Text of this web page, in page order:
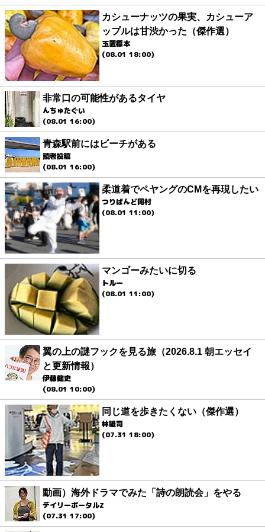
カシューナッツの果実、カシューア
ップルは甘渋かった（傑作選）
玉置標本
(08.01 18:00)
非常口の可能性があるタイヤ
んちゅたぐい
(08.01 16:00)
青森駅前にはビーチがある
読者投稿
(08.01 16:00)
柔道着でペヤングのCMを再現したい
つりばんど岡村
(08.01 11:00)
マンゴーみたいに切る
トルー
(08.01 11:00)
翼の上の謎フックを見る旅（2026.8.1 朝エッセイ
と更新情報）
伊藤健史
(08.01 10:00)
同じ道を歩きたくない（傑作選）
林雄司
(07.31 18:00)
動画）海外ドラマでみた「詩の朗読会」をやる
デイリーポータルZ
(07.31 17:00)